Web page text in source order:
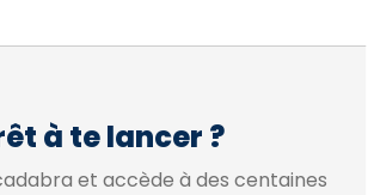
à te lancer ?
et accède à des centaines